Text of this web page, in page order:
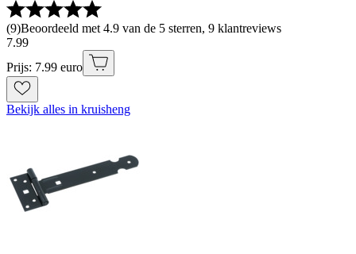
(9)Beoordeeld met 4.9 van de 5 sterren, 9 klantreviews
7.99
Prijs: 7.99 euro
Bekijk alles in kruisheng